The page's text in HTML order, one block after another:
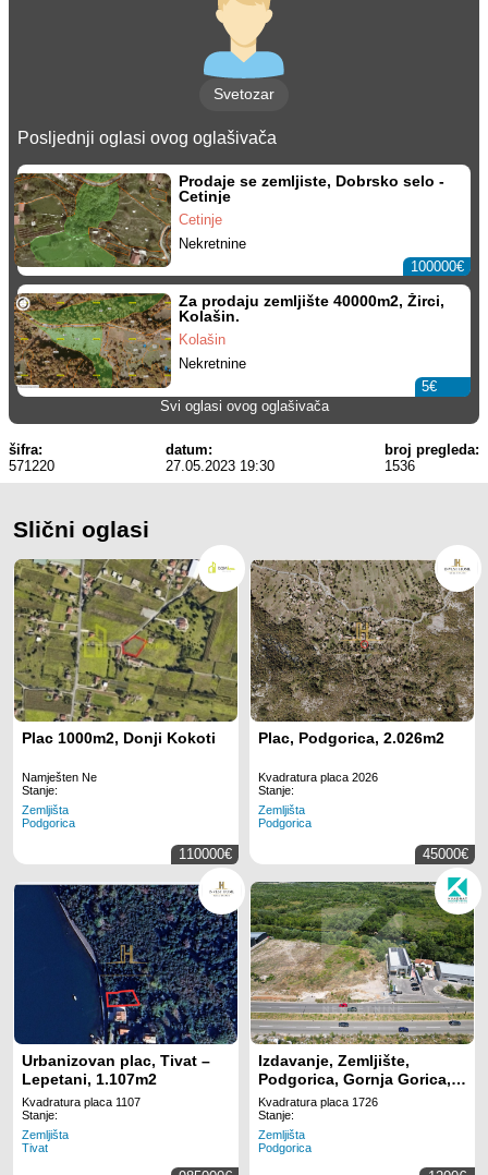
Svetozar
Posljednji oglasi ovog oglašivača
Prodaje se zemljiste, Dobrsko selo -
Cetinje
Cetinje
Nekretnine
100000€
Za prodaju zemljište 40000m2, Žirci,
Kolašin.
Kolašin
Nekretnine
5€
Svi oglasi ovog oglašivača
šifra:
571220
datum:
27.05.2023 19:30
broj pregleda:
1536
Slični oglasi
Plac 1000m2, Donji Kokoti
Namješten Ne
Stanje:
Zemljišta
Podgorica
110000€
Plac, Podgorica, 2.026m2
Kvadratura placa 2026
Stanje:
Zemljišta
Podgorica
45000€
Urbanizovan plac, Tivat –
Lepetani, 1.107m2
Kvadratura placa 1107
Stanje:
Zemljišta
Tivat
Izdavanje, Zemljište,
Podgorica, Gornja Gorica,
1726m2
Kvadratura placa 1726
Stanje:
Zemljišta
Podgorica